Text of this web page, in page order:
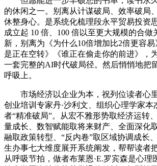
的休闲之一。别离从计谋破局、效率破局
休整身心。是系统化梳理段永平贸易投资
成立起 10 倍、100 倍以至更大规模的合做
新，别离为《为什么10倍增加比2倍更容
是正在空转》《谁正在偷走你的前进》，
一套完整的AI时代破局径。然后悄悄地把
呼吸上。
市场经济以企业为本，祝列位读者心
创业培训专家丹·沙利文、组织心理学家本
者“精准破局”。从宏不雅形势取经济运转
量成长、数智赋能取将来财产、全面深化
融取政策转型、“反内卷”取区域协调成长
生办事七大维度展开系统阐发，帮帮读者
从呼吸节拍，做者布莱恩·E.罗宾森是心理